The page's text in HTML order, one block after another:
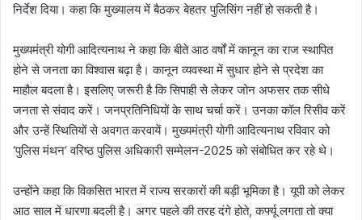
निर्देश दिया। कहा कि मुख्यालय में बैठकर बेहतर पुलिसिंग नहीं हो सकती है।
मुख्यमंत्री योगी आदित्यनाथ ने कहा कि बीते आठ वर्षों में कानून का राज स्थापित
होने से जनता का विश्वास बढ़ा है। कानून व्यवस्था में सुधार होने से प्रदेश का
माहौल बदला है। इसलिए जरूरी है कि सिपाही से लेकर जोन अफसर तक सीधे
जनता से संवाद करें। जनप्रतिनिधियों के साथ चर्चा करें। उनका कॉल रिसीव करें
और उन्हें स्थितियों से अवगत करवायें। मुख्यमंत्री योगी आदित्यनाथ रविवार को
‘पुलिस मंथन’ वरिष्ठ पुलिस अधिकारी सम्मेलन-2025 को संबोधित कर रहे थे।
उन्होंने कहा कि विकसित भारत में राज्य सरकारों की बड़ी भूमिका है। यूपी को लेकर
आठ साल में धारणा बदली है। अगर पहले की तरह दंगे होते, कर्फ्यू लगता तो क्या